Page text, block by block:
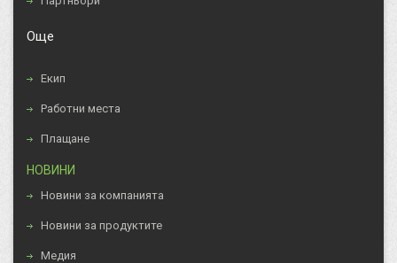
Още
Екип
Работни места
Плащане
НОВИНИ
Новини за компанията
Новини за продуктите
Медия